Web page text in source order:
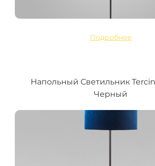
Подробнее
Напольный Светильник
Черный